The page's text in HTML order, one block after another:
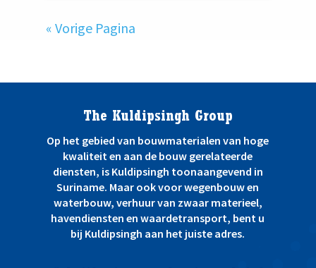
« Vorige Pagina
The Kuldipsingh Group
Op het gebied van bouwmaterialen van hoge
kwaliteit en aan de bouw gerelateerde
diensten, is Kuldipsingh toonaangevend in
Suriname. Maar ook voor wegenbouw en
waterbouw, verhuur van zwaar materieel,
havendiensten en waardetransport, bent u
bij Kuldipsingh aan het juiste adres.